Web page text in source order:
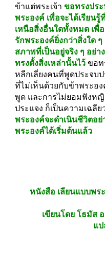
ข้าแต่พระเจ้า ขอทรงปร
พระองค์ เพื่อจะได้เรียน
เหนือสิ่งอื่นใดทั้งหมด เ
รักพระองค์ยิ่งกว่าสิ่งใด
สภาพที่เป็นอยู่จริง ๆ อย่
ทรงตั้งสิ่งเหล่านั้นไว้ ขอท
หลีกเลี่ยงคนที่พูดประจบ
ที่ไม่เห็นด้วยกับข้าพระอง
พูด และการไม่ยอมฟังห
ประแจง ก็เป็นความเฉลี
พระองค์จะดำเนินชีวิตอ
พระองค์ได้เริ่มต้นแล้ว
หนังสือ เลียนแบบพ
เขียนโดย โธมัส
แ